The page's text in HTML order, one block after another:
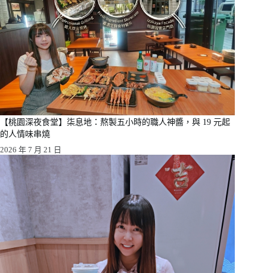
【桃園深夜食堂】柒息地：熬製五小時的職人神醬，與 19 元起
的人情味串燒
2026 年 7 月 21 日